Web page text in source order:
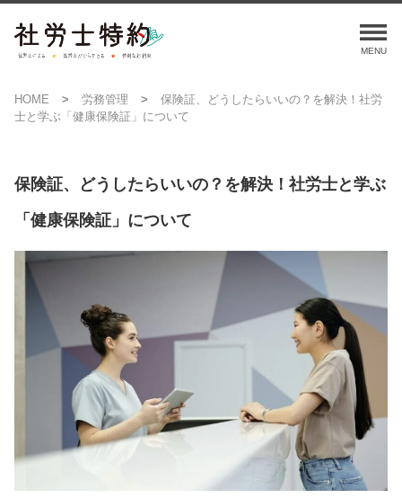
HOME 労務管理
保険証、どうしたらいいの？を解決！社労
士と学ぶ「健康保険証」について
保険証、どうしたらいいの？を解決！社労士と学ぶ
「健康保険証」について